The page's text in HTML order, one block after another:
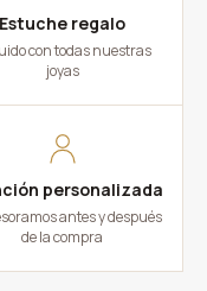
Estuche regalo
con todas nuestras
joyas
personalizada
antes y después
de la compra